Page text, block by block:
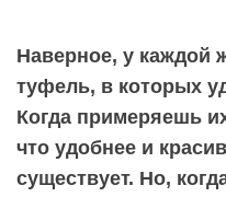
Наверное, у каждой
туфель, в которых
Когда примеряешь
что удобнее и
существует. Но,